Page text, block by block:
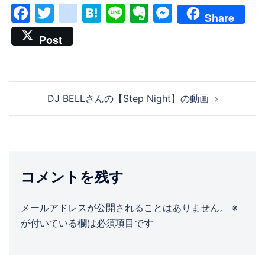
Facebook
Twitter
google_bookmarks
Hatena
LineEvernote
Share
Post
ナ
シ
ン
DJ BELLさんの【Step Night】の動画
コメントを残す
メールアドレスが公開されることはありません。
※
が付いている欄は必須項目です